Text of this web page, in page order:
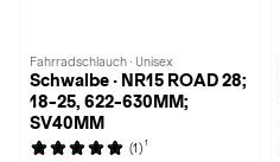
Fahrradschlauch · Unisex
Schwalbe · NR15 ROAD 28;
18-25, 622-630MM;
SV40MM
(1) 1